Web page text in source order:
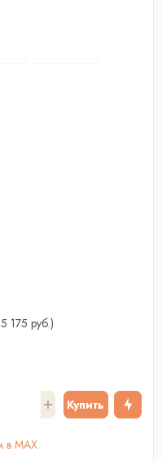
175 руб.)
Купить